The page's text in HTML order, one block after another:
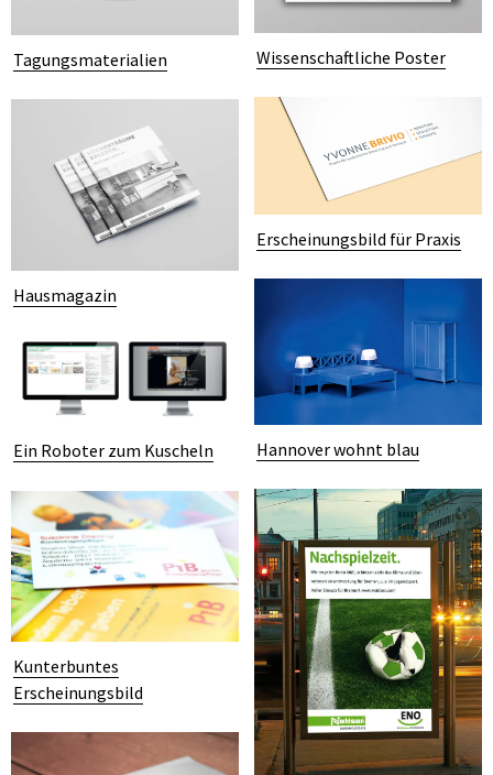
Wissenschaftliche Poster
Tagungsmaterialien
Erscheinungsbild für Praxis
Hausmagazin
Hannover wohnt blau
Ein Roboter zum Kuscheln
Kunterbuntes
Erscheinungsbild